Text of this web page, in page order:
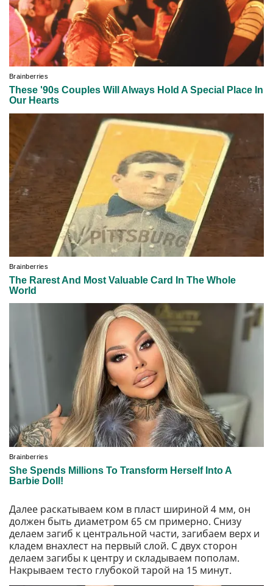
Далее раскатываем ком в пласт шириной 4 мм, он
должен быть диаметром 65 см примерно. Снизу
делаем загиб к центральной части, загибаем верх и
кладем внахлест на первый слой. С двух сторон
делаем загибы к центру и складываем пополам.
Накрываем тесто глубокой тарой на 15 минут.